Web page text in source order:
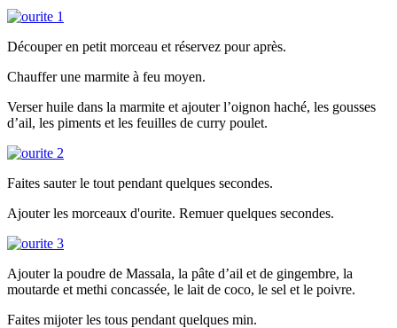
Découper en petit morceau et réservez pour après.
Chauffer une marmite à feu moyen.
Verser huile dans la marmite et ajouter l’oignon haché, les gousses
d’ail, les piments et les feuilles de curry poulet.
Faites sauter le tout pendant quelques secondes.
Ajouter les morceaux d'ourite. Remuer quelques secondes.
Ajouter la poudre de Massala, la pâte d’ail et de gingembre, la
moutarde et methi concassée, le lait de coco, le sel et le poivre.
Faites mijoter les tous pendant quelques min.